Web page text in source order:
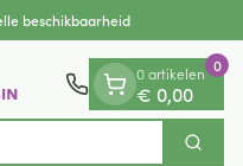
beschikbaarheid
Zoek
0 artikelen
€ 0,00
0